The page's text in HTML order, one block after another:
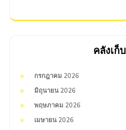
คลังเก็บ
กรกฎาคม 2026
มิถุนายน 2026
พฤษภาคม 2026
เมษายน 2026